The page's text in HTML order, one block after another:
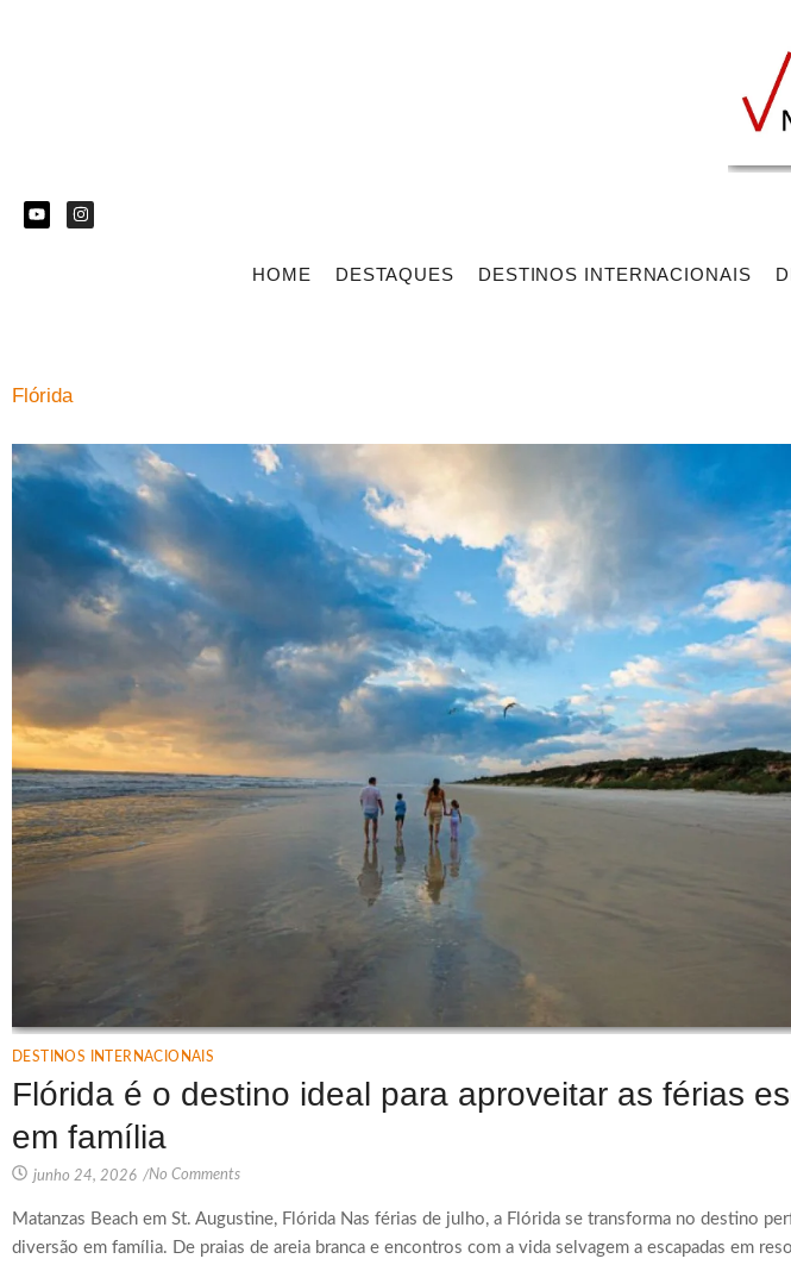
HOME DESTAQUES DESTINOS INTERNACIONAIS
Flórida
DESTINOS INTERNACIONAIS
Flórida é o destino ideal para aproveitar as férias
em família
junho 24, 2026 /No Comments
Matanzas Beach em St. Augustine, Flórida Nas férias de julho, a Flórida se transforma no destino
diversão em família. De praias de areia branca e encontros com a vida selvagem a escapadas em